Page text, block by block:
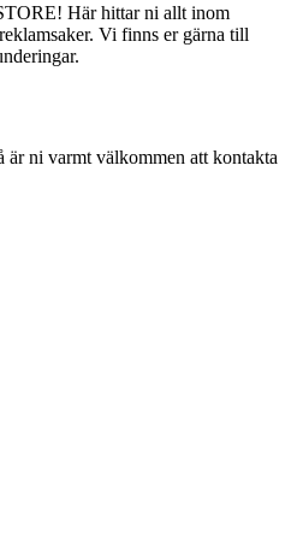
Här hittar ni allt inom
Vi finns er gärna till
är ni varmt välkommen att kontakta